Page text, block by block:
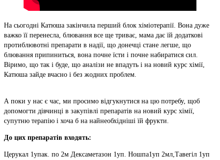
На сьогодні Катюша закінчила перший блок хіміотерапії. Вона дуже
важко її перенесла, блювання все ще триває, мама дає їй додаткові
протиблювотні препарати в надії, що донечці стане легше, що
блювання припиниться, вона почне їсти і почне набиратися сил.
Віримо, що так і буде, що аналізи не впадуть і на новий курс хімії,
Катюша зайде вчасно і без жодних проблем.
А поки у нас є час, ми просимо відгукнутися на цю потребу, щоб
допомогти дівчинці в закупівлі препаратів на новий курс хімії,
супутню терапію і хоча б на найнеобхідніші їй фрукти.
До цих препаратів входять:
Церукал 1упак. по 2м Дексаметазон 1уп. Ношпа1уп 2мл,Тавегіл 1уп